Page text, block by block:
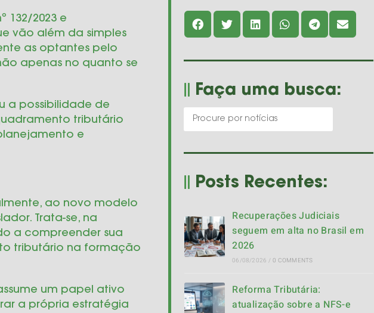
132/2023 e
vão além da simples
as optantes pelo
apenas no quanto se
a possibilidade de
tributário
e
ao novo modelo
Trata-se, na
a compreender sua
tributário na formação
um papel ativo
a própria estratégia
Faça uma busca:
Posts Recentes:
Recuperações Judiciais
seguem em alta no Brasil em
2026
06/08/2026 / 0 COMMENTS
Reforma Tributária:
atualização sobre a NFS-e